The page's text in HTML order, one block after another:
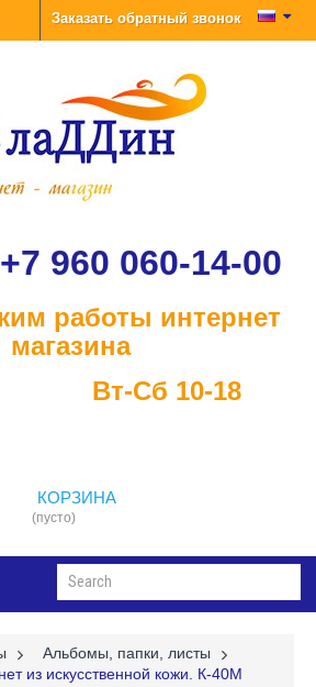
Заказать обратный звонок
+7 960 060-14-00
интернет
магазина
10-18
КОРЗИНА
(пусто)
>
Альбомы, папки, листы
из искусственной кожи. К-40М